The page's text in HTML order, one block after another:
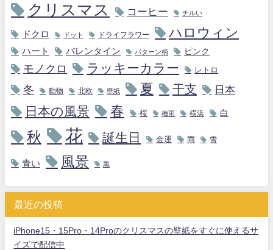
クリスマス コーヒー チルい
ドクロ ドット ドライフラワー ハロウィン
ハート バレンタイン パターン柄 ピンク
モノクロ ラッキーカラー レトロ
冬 動物 北欧 壁紙 夏 干支 日本
日本の風景 春 桜 梅雨 横浜 白
秋 花 誕生日 金運 雨 雪
青い 風景 黒
最近の投稿
iPhone15・15Pro・14Proのクリスマスの壁紙をすぐに使えるサ
イズで配信中